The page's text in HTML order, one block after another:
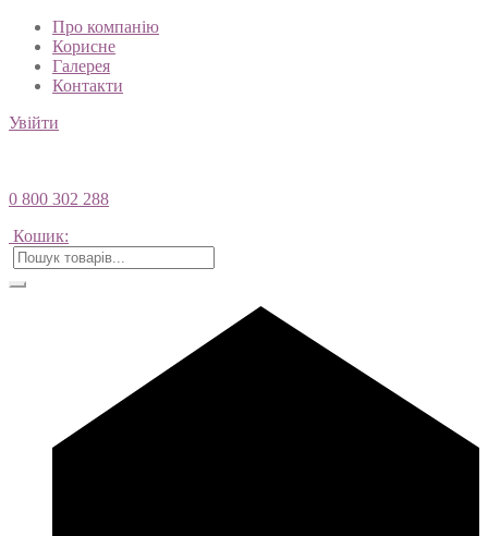
Про компанію
Корисне
Галерея
Контакти
Увійти
0 800 302 288
Кошик: